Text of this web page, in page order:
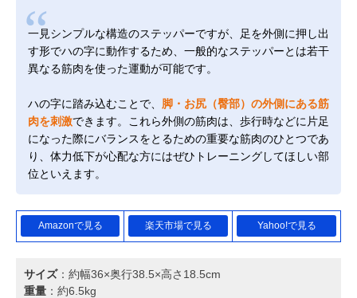
一見シンプルな構造のステッパーですが、足を外側に押し出
す形でハの字に動作するため、一般的なステッパーとは若干
異なる筋肉を使った運動が可能です。
ハの字に踏み込むことで、 脚・お尻（臀部）の外側にある筋
肉を刺激できます。これら外側の筋肉は、歩行時などに片足
になった際にバランスをとるための重要な筋肉のひとつであ
り、体力低下が心配な方にはぜひトレーニングしてほしい部
位といえます。
Amazonで見る 楽天市場で見る Yahoo!で見る
サイズ：約幅36×奥行38.5×高さ18.5cm
重量 ：約6.5kg